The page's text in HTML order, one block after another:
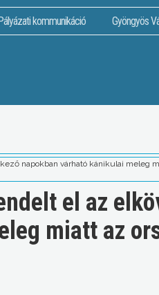
kommunikáció Gyöngyös
napokban várható kánikulai meleg
el az
miatt az